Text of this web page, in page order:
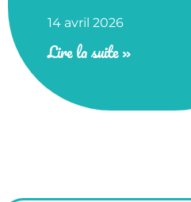
14 avril 2026
Lire la suite »